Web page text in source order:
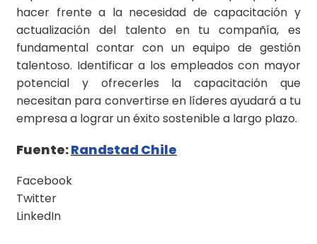
hacer frente a la necesidad de capacitación y
actualización del talento en tu compañía, es
fundamental contar con un equipo de gestión
talentoso. Identificar a los empleados con mayor
potencial y ofrecerles la capacitación que
necesitan para convertirse en líderes ayudará a tu
empresa a lograr un éxito sostenible a largo plazo.
Fuente:Randstad Chile
Facebook
Twitter
LinkedIn